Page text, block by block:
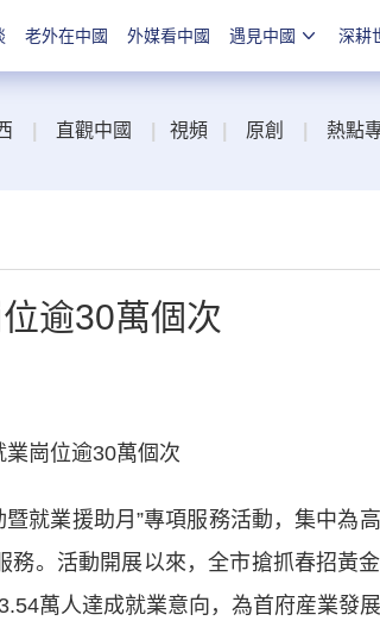
老外在中國 外媒看中國 遇見中國 深耕
直觀中國 視頻 原創 熱點
逾30萬個次
崗位逾30萬個次
業援助月”專項服務活動，集中為
。活動開展以來，全市搶抓春招黃金
萬人達成就業意向，為首府産業發